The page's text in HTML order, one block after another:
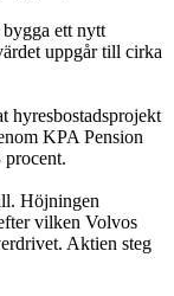
ett nytt
uppgår till cirka
hyresbostadsprojekt
KPA Pension
Höjningen
vilken Volvos
Aktien steg